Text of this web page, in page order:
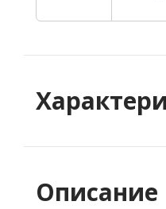
Описание